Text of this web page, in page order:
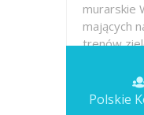
murarskie
mających
trenów
Polskie